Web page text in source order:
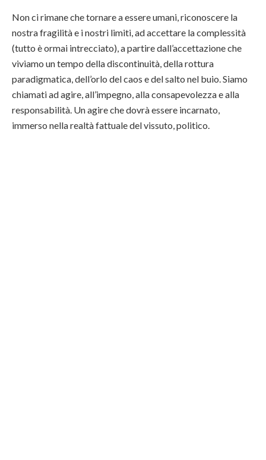
Non ci rimane che tornare a essere umani, riconoscere la
nostra fragilità e i nostri limiti, ad accettare la complessità
(tutto è ormai intrecciato), a partire dall’accettazione che
viviamo un tempo della discontinuità, della rottura
paradigmatica, dell’orlo del caos e del salto nel buio. Siamo
chiamati ad agire, all’impegno, alla consapevolezza e alla
responsabilità. Un agire che dovrà essere incarnato,
immerso nella realtà fattuale del vissuto, politico.